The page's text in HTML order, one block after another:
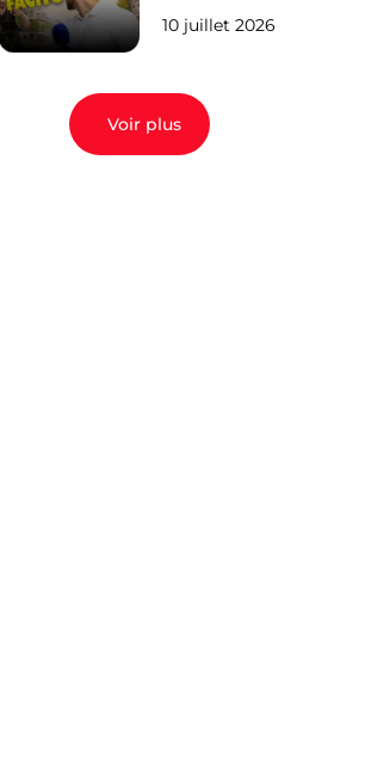
EN 2027 : l’avis
10 juillet 2026
Voir plus